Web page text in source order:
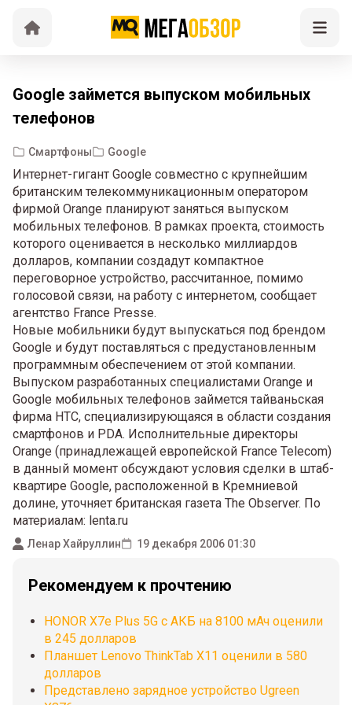
Google займется выпуском мобильных
телефонов
Смартфоны Google
Интернет-гигант Google совместно с крупнейшим
британским телекоммуникационным оператором
фирмой Orange планируют заняться выпуском
мобильных телефонов. В рамках проекта, стоимость
которого оценивается в несколько миллиардов
долларов, компании создадут компактное
переговорное устройство, рассчитанное, помимо
голосовой связи, на работу с интернетом, сообщает
агентство France Presse.
Новые мобильники будут выпускаться под брендом
Google и будут поставляться с предустановленным
программным обеспечением от этой компании.
Выпуском разработанных специалистами Orange и
Google мобильных телефонов займется тайваньская
фирма HTC, специализирующаяся в области создания
смартфонов и PDA. Исполнительные директоры
Orange (принадлежащей европейской France Telecom)
в данный момент обсуждают условия сделки в штаб-
квартире Google, расположенной в Кремниевой
долине, уточняет британская газета The Observer. По
материалам: lenta.ru
Ленар Хайруллин 19 декабря 2006 01:30
Рекомендуем к прочтению
HONOR X7e Plus 5G с АКБ на 8100 мАч оценили
в 245 долларов
Планшет Lenovo ThinkTab X11 оценили в 580
долларов
Представлено зарядное устройство Ugreen